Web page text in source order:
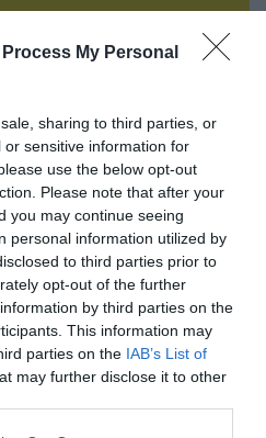
My Personal
sharing to third parties, or
sensitive information for
use the below opt-out
Please note that after your
you may continue seeing
personal information utilized by
to third parties prior to
opt-out of the further
by third parties on the
This information may
parties on the IAB’s List of
may further disclose it to other
στο Κίεβο με
σε 30 λεπτά!